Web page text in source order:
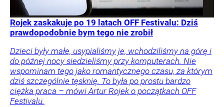
Rojek zaskakuje po 19 latach OFF Festivalu: Dziś
prawdopodobnie bym tego nie zrobił
Dzieci były małe, usypialiśmy je, wchodziliśmy na górę i
do późnej nocy siedzieliśmy przy komputerach. Nie
wspominam tego jako romantycznego czasu, za którym
dziś szczególnie tęsknię. To była po prostu bardzo
ciężka praca – mówi Artur Rojek o początkach OFF
Festivalu.